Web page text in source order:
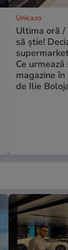
Unica.ro
Ultima oră /
să știe!
Ce
magazine
de Ilie